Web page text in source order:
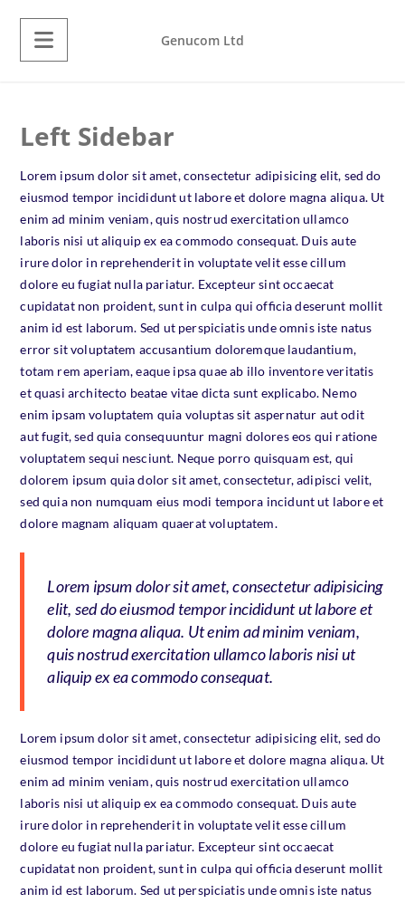
Genucom Ltd
Left Sidebar
Lorem ipsum dolor sit amet, consectetur adipisicing elit, sed do
eiusmod tempor incididunt ut labore et dolore magna aliqua. Ut
enim ad minim veniam, quis nostrud exercitation ullamco
laboris nisi ut aliquip ex ea commodo consequat. Duis aute
irure dolor in reprehenderit in voluptate velit esse cillum
dolore eu fugiat nulla pariatur. Excepteur sint occaecat
cupidatat non proident, sunt in culpa qui officia deserunt mollit
anim id est laborum. Sed ut perspiciatis unde omnis iste natus
error sit voluptatem accusantium doloremque laudantium,
totam rem aperiam, eaque ipsa quae ab illo inventore veritatis
et quasi architecto beatae vitae dicta sunt explicabo. Nemo
enim ipsam voluptatem quia voluptas sit aspernatur aut odit
aut fugit, sed quia consequuntur magni dolores eos qui ratione
voluptatem sequi nesciunt. Neque porro quisquam est, qui
dolorem ipsum quia dolor sit amet, consectetur, adipisci velit,
sed quia non numquam eius modi tempora incidunt ut labore et
dolore magnam aliquam quaerat voluptatem.
Lorem ipsum dolor sit amet, consectetur adipisicing
elit, sed do eiusmod tempor incididunt ut labore et
dolore magna aliqua. Ut enim ad minim veniam,
quis nostrud exercitation ullamco laboris nisi ut
aliquip ex ea commodo consequat.
Lorem ipsum dolor sit amet, consectetur adipisicing elit, sed do
eiusmod tempor incididunt ut labore et dolore magna aliqua. Ut
enim ad minim veniam, quis nostrud exercitation ullamco
laboris nisi ut aliquip ex ea commodo consequat. Duis aute
irure dolor in reprehenderit in voluptate velit esse cillum
dolore eu fugiat nulla pariatur. Excepteur sint occaecat
cupidatat non proident, sunt in culpa qui officia deserunt mollit
anim id est laborum. Sed ut perspiciatis unde omnis iste natus